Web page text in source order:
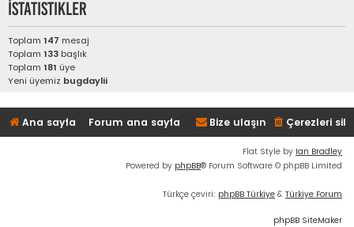
İstatistikler
Toplam 147 mesaj
Toplam 133 başlık
Toplam 181 üye
Yeni üyemiz bugdaylii
Ana sayfa Forum ana sayfa Çerezleri sil
Bize ulaşın
Flat Style by Ian Bradley
Powered by phpBB® Forum Software © phpBB Limited
Türkçe çeviri: phpBB Türkiye & Türkiye Forum
phpBB SiteMaker